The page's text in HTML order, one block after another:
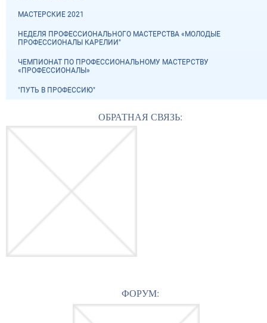
МАСТЕРСКИЕ 2021
НЕДЕЛЯ ПРОФЕССИОНАЛЬНОГО МАСТЕРСТВА «МОЛОДЫЕ
ПРОФЕССИОНАЛЫ КАРЕЛИИ"
ЧЕМПИОНАТ ПО ПРОФЕССИОНАЛЬНОМУ МАСТЕРСТВУ
«ПРОФЕССИОНАЛЫ»
"ПУТЬ В ПРОФЕССИЮ"
ОБРАТНАЯ СВЯЗЬ:
ФОРУМ: